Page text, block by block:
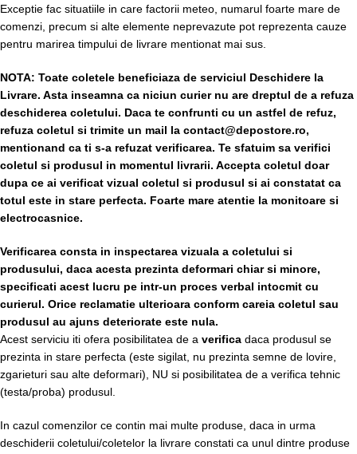
Exceptie fac situatiile in care factorii meteo, numarul foarte mare de
comenzi, precum si alte elemente neprevazute pot reprezenta cauze
pentru marirea timpului de livrare mentionat mai sus.
NOTA: Toate coletele beneficiaza de serviciul Deschidere la
Livrare. Asta inseamna ca niciun curier nu are dreptul de a refuza
deschiderea coletului. Daca te confrunti cu un astfel de refuz,
refuza coletul si trimite un mail la contact@depostore.ro,
mentionand ca ti s-a refuzat verificarea. Te sfatuim sa verifici
coletul si produsul in momentul livrarii. Accepta coletul doar
dupa ce ai verificat vizual coletul si produsul si ai constatat ca
totul este in stare perfecta. Foarte mare atentie la monitoare si
electrocasnice.
Verificarea consta in inspectarea vizuala a coletului si
produsului, daca acesta prezinta deformari chiar si minore,
specificati acest lucru pe intr-un proces verbal intocmit cu
curierul. Orice reclamatie ulterioara conform careia coletul sau
produsul au ajuns deteriorate este nula.
Acest serviciu iti ofera posibilitatea de a verifica daca produsul se
prezinta in stare perfecta (este sigilat, nu prezinta semne de lovire,
zgarieturi sau alte deformari), NU si posibilitatea de a verifica tehnic
(testa/proba) produsul.
In cazul comenzilor ce contin mai multe produse, daca in urma
deschiderii coletului/coletelor la livrare constati ca unul dintre produse